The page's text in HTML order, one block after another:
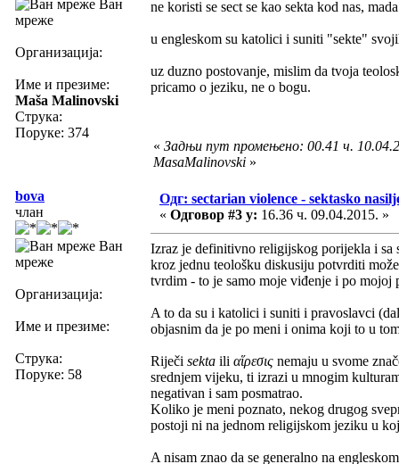
Ван
мреже
Организација:
Име и презиме:
Maša Malinovski
Струка:
Поруке: 374
ne koristi se sect se kao sekta kod nas,
u engleskom su katolici i suniti "sekte"
uz duzno postovanje, mislim da tvoja
pricamo o jeziku, ne o bogu.
« Задњи пут промењено: 00.41 ч.
MasaMalinovski »
bova
члан
Ван
мреже
Организација:
Име и презиме:
Струка:
Поруке: 58
Одг: sectarian violence - sektasko
« Одговор #3 у: 16.36 ч. 09.04.2015. »
Izraz je definitivno religijskog porijekla i sa
kroz jednu teološku diskusiju potvrditi
tvrdim - to je samo moje viđenje i po
A to da su i katolici i suniti i pravoslavci
objasnim da je po meni i onima koji to u
Riječi sekta ili αἵρεσις nemaju u svome
srednjem vijeku, ti izrazi u mnogim
negativan i sam posmatrao.
Koliko je meni poznato, nekog drugog
postoji ni na jednom religijskom jeziku u
A nisam znao da se generalno na